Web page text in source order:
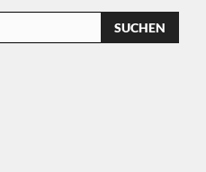
SUCHEN